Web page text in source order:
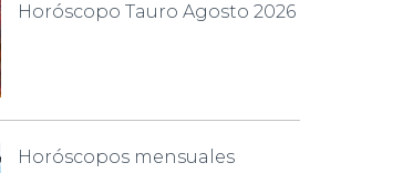
Horóscopo Tauro Agosto 2026
Horóscopos mensuales